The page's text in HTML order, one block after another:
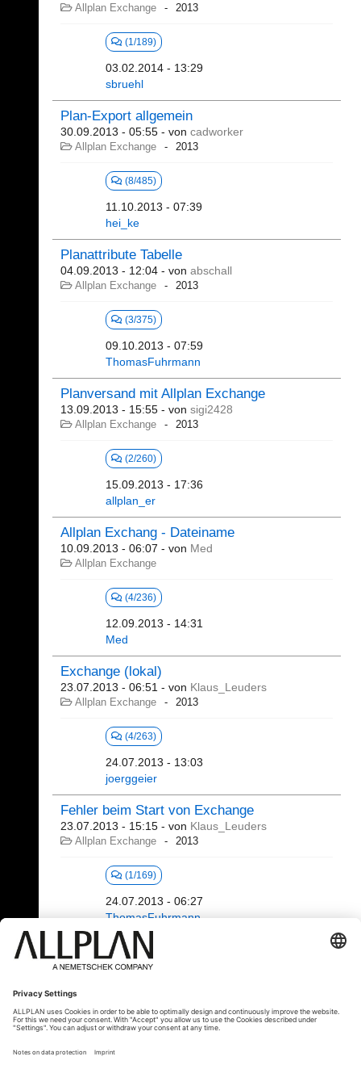
Allplan Exchange 2013
(1/189)
03.02.2014 - 13:29
sbruehl
Plan-Export allgemein
30.09.2013 - 05:55 - von cadworker
Allplan Exchange 2013
(8/485)
11.10.2013 - 07:39
hei_ke
Planattribute Tabelle
04.09.2013 - 12:04 - von abschall
Allplan Exchange 2013
(3/375)
09.10.2013 - 07:59
ThomasFuhrmann
Planversand mit Allplan Exchange
13.09.2013 - 15:55 - von sigi2428
Allplan Exchange 2013
(2/260)
15.09.2013 - 17:36
allplan_er
Allplan Exchang - Dateiname
10.09.2013 - 06:07 - von Med
Allplan Exchange
(4/236)
12.09.2013 - 14:31
Med
Exchange (lokal)
23.07.2013 - 06:51 - von Klaus_Leuders
Allplan Exchange 2013
(4/263)
24.07.2013 - 13:03
joerggeier
Fehler beim Start von Exchange
23.07.2013 - 15:15 - von Klaus_Leuders
Allplan Exchange 2013
(1/169)
24.07.2013 - 06:27
ThomasFuhrmann
101 - 120 (123)